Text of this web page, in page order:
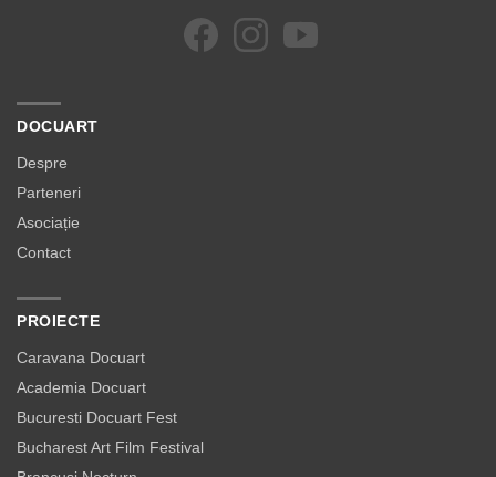
DOCUART
Despre
Parteneri
Asociație
Contact
PROIECTE
Caravana Docuart
Academia Docuart
Bucuresti Docuart Fest
Bucharest Art Film Festival